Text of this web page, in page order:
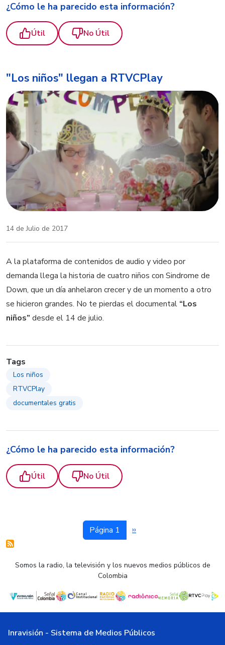
¿Cómo le ha parecido esta información?
Útil No Útil
"Los niños" llegan a RTVCPlay
14 de Julio de 2017
A la plataforma de contenidos de audio y video por
demanda llega la historia de cuatro niños con Sindrome de
Down, que un día anhelaron crecer y de un momento a otro
se hicieron grandes. No te pierdas el documental “Los
niños” desde el 14 de julio.
Tags
Los niños
RTVCPlay
documentales gratis
¿Cómo le ha parecido esta información?
Útil No Útil
Paginación
Página 1 Siguiente página
››
Somos la radio, la televisión y los nuevos medios públicos de
Colombia
Inravisión - Sistema de Medios Públicos